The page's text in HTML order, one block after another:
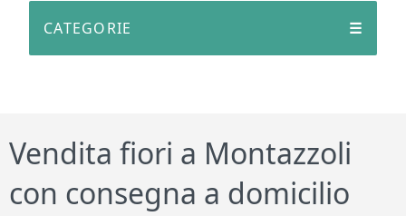
CATEGORIE ☰
Vendita fiori a Montazzoli
con consegna a domicilio